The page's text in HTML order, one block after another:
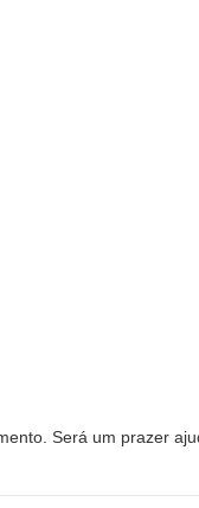
Será um prazer